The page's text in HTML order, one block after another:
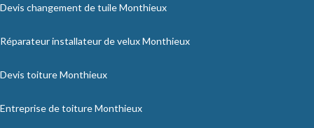
Devis changement de tuile Monthieux
Réparateur installateur de velux Monthieux
Devis toiture Monthieux
Entreprise de toiture Monthieux